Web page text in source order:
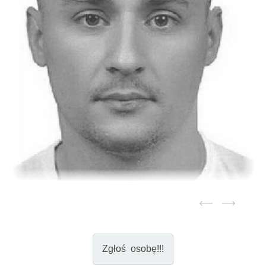
Zgłoś osobę!!!